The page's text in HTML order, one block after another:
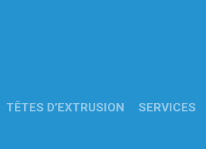
TÊTES D’EXTRUSION SERVICES